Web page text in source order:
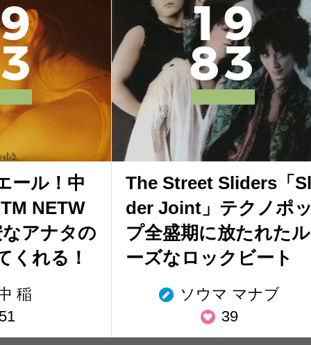
9
3
ール！中
NETW
アナタの
くれる！
稲
19
83
The Street Sliders「
der Joint」テクノポ
プ全盛期に放たれたル
ーズなロックビート
ソウマ マナブ
39